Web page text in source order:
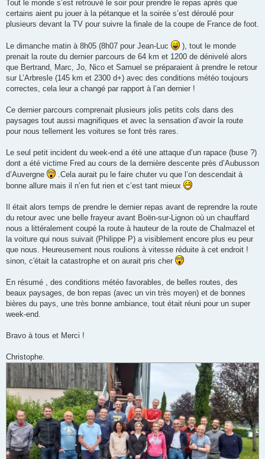
Tout le monde s’est retrouvé le soir pour prendre le repas après que
certains aient pu jouer à la pétanque et la soirée s’est déroulé pour
plusieurs devant la TV pour suivre la finale de la coupe de France de foot.
Le dimanche matin à 8h05 (8h07 pour Jean-Luc
), tout le monde
prenait la route du dernier parcours de 64 km et 1200 de dénivelé alors
que Bertrand, Marc, Jo, Nico et Samuel se préparaient à prendre le retour
sur L’Arbresle (145 km et 2300 d+) avec des conditions météo toujours
correctes, cela leur a changé par rapport à l’an dernier !
Ce dernier parcours comprenait plusieurs jolis petits cols dans des
paysages tout aussi magnifiques et avec la sensation d’avoir la route
pour nous tellement les voitures se font très rares.
Le seul petit incident du week-end a été une attaque d’un rapace (buse ?)
dont a été victime Fred au cours de la dernière descente près d’Aubusson
d’Auvergne
.Cela aurait pu le faire chuter vu que l’on descendait à
bonne allure mais il n’en fut rien et c’est tant mieux
Il était alors temps de prendre le dernier repas avant de reprendre la route
du retour avec une belle frayeur avant Boën-sur-Lignon où un chauffard
nous a littéralement coupé la route à hauteur de la route de Chalmazel et
la voiture qui nous suivait (Philippe P) a visiblement encore plus eu peur
que nous. Heureusement nous roulions à vitesse réduite à cet endroit !
sinon, c'était la catastrophe et on aurait pris cher
En résumé , des conditions météo favorables, de belles routes, des
beaux paysages, de bon repas (avec un vin très moyen) et de bonnes
bières du pays, une très bonne ambiance, tout était réuni pour un super
week-end.
Bravo à tous et Merci !
Christophe.